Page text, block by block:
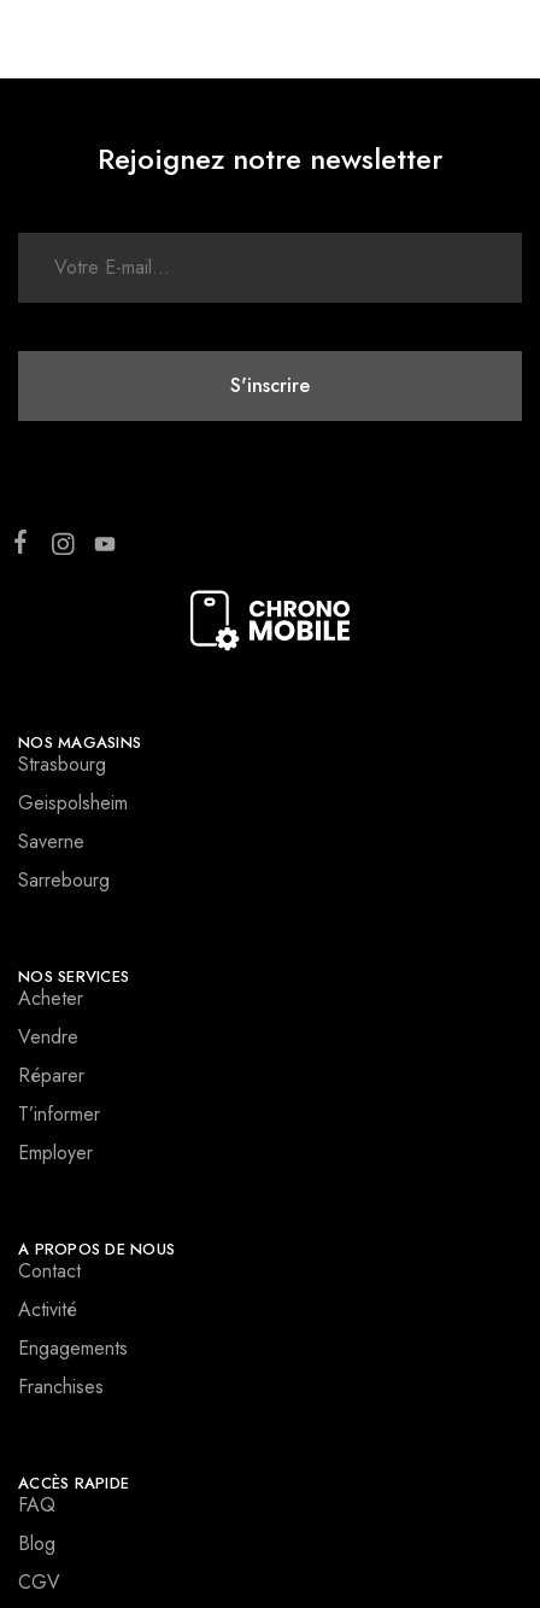
Rejoignez notre newsletter
NOS MAGASINS
Strasbourg
Geispolsheim
Saverne
Sarrebourg
NOS SERVICES
Acheter
Vendre
Réparer
T’informer
Employer
A PROPOS DE NOUS
Contact
Activité
Engagements
Franchises
ACCÈS RAPIDE
FAQ
Blog
CGV